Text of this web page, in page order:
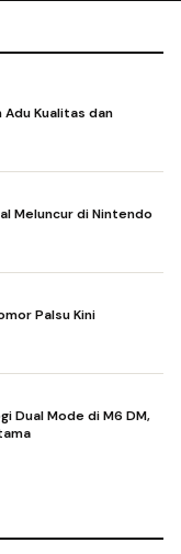
Adu Kualitas dan
Meluncur di Nintendo
Palsu Kini
Dual Mode di M6 DM,